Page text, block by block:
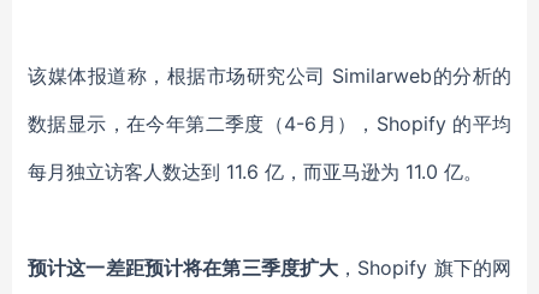
该媒体报道称，根据市场研究公司 Similarweb的分析的
数据显示 ，在今年第二季度（4-6月），Shopify 的平均
每月独立访客人数达到 11.6 亿，而亚马逊为 11.0 亿。
预计这一差距预计将在第三季度扩大 ，Shopify 旗下的网